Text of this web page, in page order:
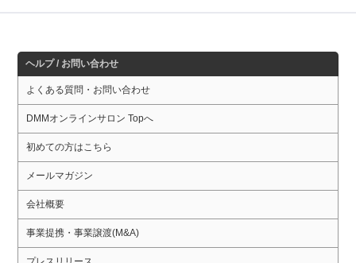
ヘルプ / お問い合わせ
よくある質問・お問い合わせ
DMMオンラインサロン Topへ
初めての方はこちら
メールマガジン
会社概要
事業提携・事業譲渡(M&A)